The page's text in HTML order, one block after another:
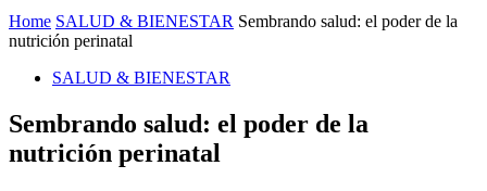
Home SALUD & BIENESTAR Sembrando salud: el poder de la
nutrición perinatal
SALUD & BIENESTAR
Sembrando salud: el poder de la
nutrición perinatal